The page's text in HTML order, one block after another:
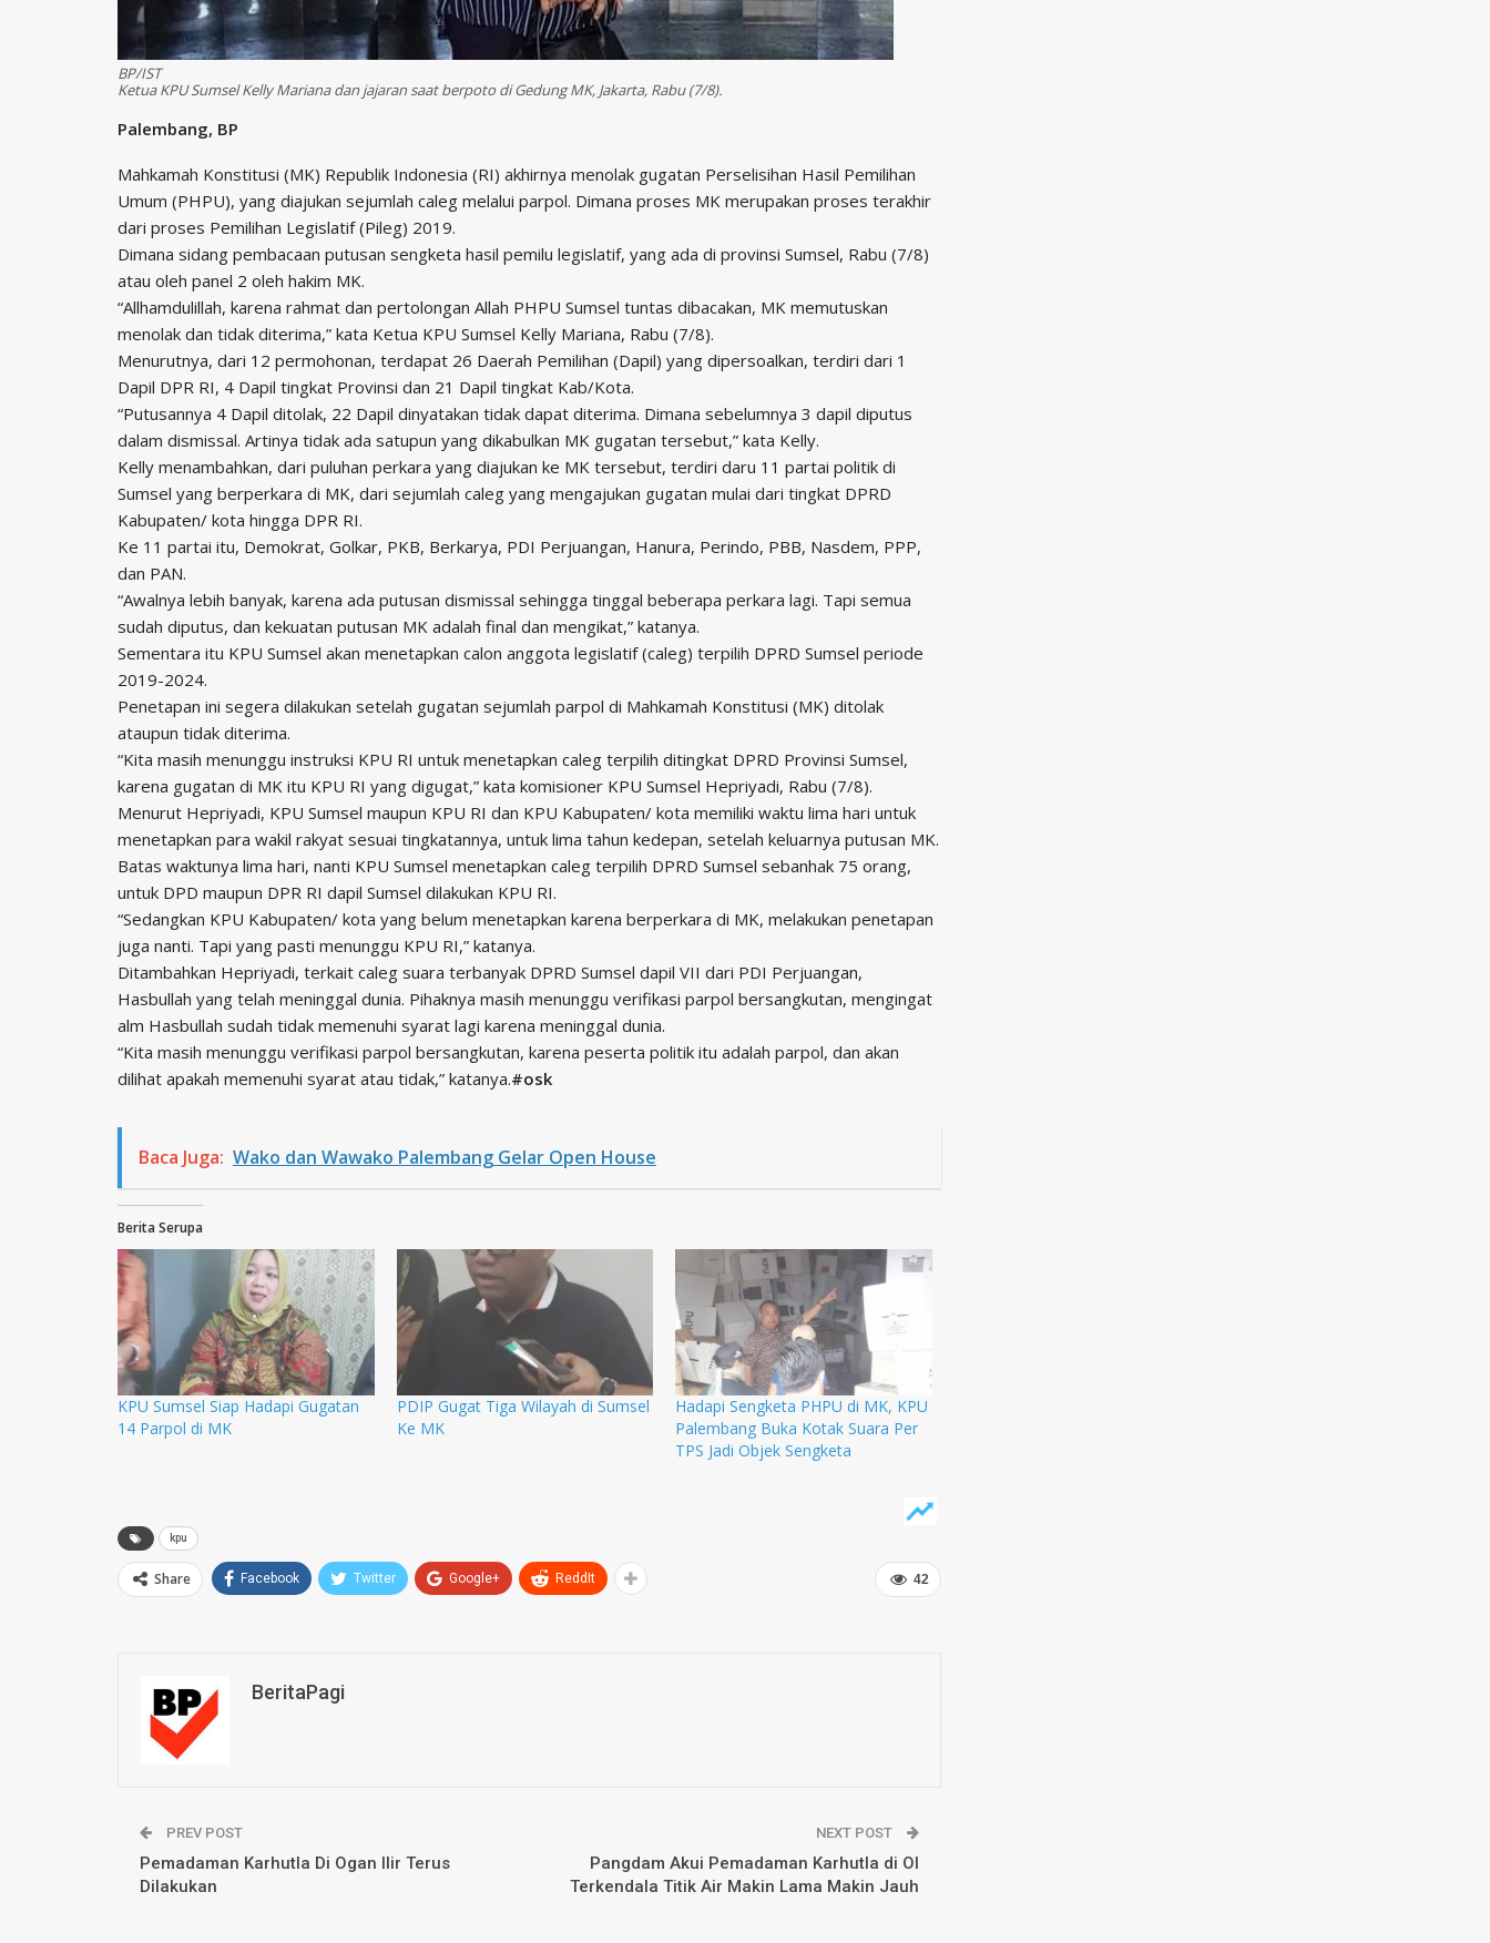
BP/IST
Ketua KPU Sumsel Kelly Mariana dan jajaran saat berpoto di Gedung MK, Jakarta, Rabu (7/8).
Palembang, BP
Mahkamah Konstitusi (MK) Republik Indonesia (RI) akhirnya menolak gugatan Perselisihan Hasil Pemilihan
Umum (PHPU), yang diajukan sejumlah caleg melalui parpol. Dimana proses MK merupakan proses terakhir
dari proses Pemilihan Legislatif (Pileg) 2019.
Dimana sidang pembacaan putusan sengketa hasil pemilu legislatif, yang ada di provinsi Sumsel, Rabu (7/8)
atau oleh panel 2 oleh hakim MK.
“Allhamdulillah, karena rahmat dan pertolongan Allah PHPU Sumsel tuntas dibacakan, MK memutuskan
menolak dan tidak diterima,” kata Ketua KPU Sumsel Kelly Mariana, Rabu (7/8).
Menurutnya, dari 12 permohonan, terdapat 26 Daerah Pemilihan (Dapil) yang dipersoalkan, terdiri dari 1
Dapil DPR RI, 4 Dapil tingkat Provinsi dan 21 Dapil tingkat Kab/Kota.
“Putusannya 4 Dapil ditolak, 22 Dapil dinyatakan tidak dapat diterima. Dimana sebelumnya 3 dapil diputus
dalam dismissal. Artinya tidak ada satupun yang dikabulkan MK gugatan tersebut,” kata Kelly.
Kelly menambahkan, dari puluhan perkara yang diajukan ke MK tersebut, terdiri daru 11 partai politik di
Sumsel yang berperkara di MK, dari sejumlah caleg yang mengajukan gugatan mulai dari tingkat DPRD
Kabupaten/ kota hingga DPR RI.
Ke 11 partai itu, Demokrat, Golkar, PKB, Berkarya, PDI Perjuangan, Hanura, Perindo, PBB, Nasdem, PPP,
dan PAN.
“Awalnya lebih banyak, karena ada putusan dismissal sehingga tinggal beberapa perkara lagi. Tapi semua
sudah diputus, dan kekuatan putusan MK adalah final dan mengikat,” katanya.
Sementara itu KPU Sumsel akan menetapkan calon anggota legislatif (caleg) terpilih DPRD Sumsel periode
2019-2024.
Penetapan ini segera dilakukan setelah gugatan sejumlah parpol di Mahkamah Konstitusi (MK) ditolak
ataupun tidak diterima.
“Kita masih menunggu instruksi KPU RI untuk menetapkan caleg terpilih ditingkat DPRD Provinsi Sumsel,
karena gugatan di MK itu KPU RI yang digugat,” kata komisioner KPU Sumsel Hepriyadi, Rabu (7/8).
Menurut Hepriyadi, KPU Sumsel maupun KPU RI dan KPU Kabupaten/ kota memiliki waktu lima hari untuk
menetapkan para wakil rakyat sesuai tingkatannya, untuk lima tahun kedepan, setelah keluarnya putusan MK.
Batas waktunya lima hari, nanti KPU Sumsel menetapkan caleg terpilih DPRD Sumsel sebanhak 75 orang,
untuk DPD maupun DPR RI dapil Sumsel dilakukan KPU RI.
“Sedangkan KPU Kabupaten/ kota yang belum menetapkan karena berperkara di MK, melakukan penetapan
juga nanti. Tapi yang pasti menunggu KPU RI,” katanya.
Ditambahkan Hepriyadi, terkait caleg suara terbanyak DPRD Sumsel dapil VII dari PDI Perjuangan,
Hasbullah yang telah meninggal dunia. Pihaknya masih menunggu verifikasi parpol bersangkutan, mengingat
alm Hasbullah sudah tidak memenuhi syarat lagi karena meninggal dunia.
“Kita masih menunggu verifikasi parpol bersangkutan, karena peserta politik itu adalah parpol, dan akan
dilihat apakah memenuhi syarat atau tidak,” katanya.#osk
Baca Juga: Wako dan Wawako Palembang Gelar Open House
Berita Serupa
KPU Sumsel Siap Hadapi Gugatan
14 Parpol di MK
PDIP Gugat Tiga Wilayah di Sumsel
Ke MK
Hadapi Sengketa PHPU di MK, KPU
Palembang Buka Kotak Suara Per
TPS Jadi Objek Sengketa
kpu
42
Share Facebook Twitter Google+ ReddIt
BeritaPagi
PREV POST
Pemadaman Karhutla Di Ogan Ilir Terus
Dilakukan
NEXT POST
Pangdam Akui Pemadaman Karhutla di OI
Terkendala Titik Air Makin Lama Makin Jauh